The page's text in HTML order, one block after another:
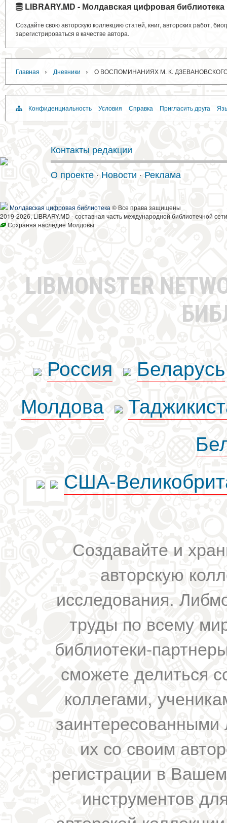
LIBRARY.MD - Молдавская цифровая библиотека
Создайте свою авторскую коллекцию статей, книг, авторских работ,
зарегистрироваться в качестве автора.
Главная › Дневники › О ВОСПОМИНАНИЯХ М. К.
Конфиденциальность Условия Справка Пригласить друга
Контакты редакции
О проекте · Новости · Реклама
Молдавская цифровая библиотека © Все права защищены
2019-2026, LIBRARY.MD - составная часть международной библиотечной
Сохраняя наследие Молдовы
LIBMONSTER
Россия
Беларусь
Молдова
США-
Создавайте и
авторскую
исследования.
труды по всему
библиотеки-
сможете делиться
коллегами,
их со своим
регистрации в
инструментов